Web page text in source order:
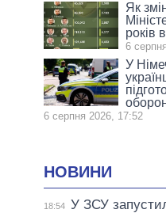
Як
років
6
У
6 серпня 2026, 17:52
НОВИНИ
18:54 У ЗСУ